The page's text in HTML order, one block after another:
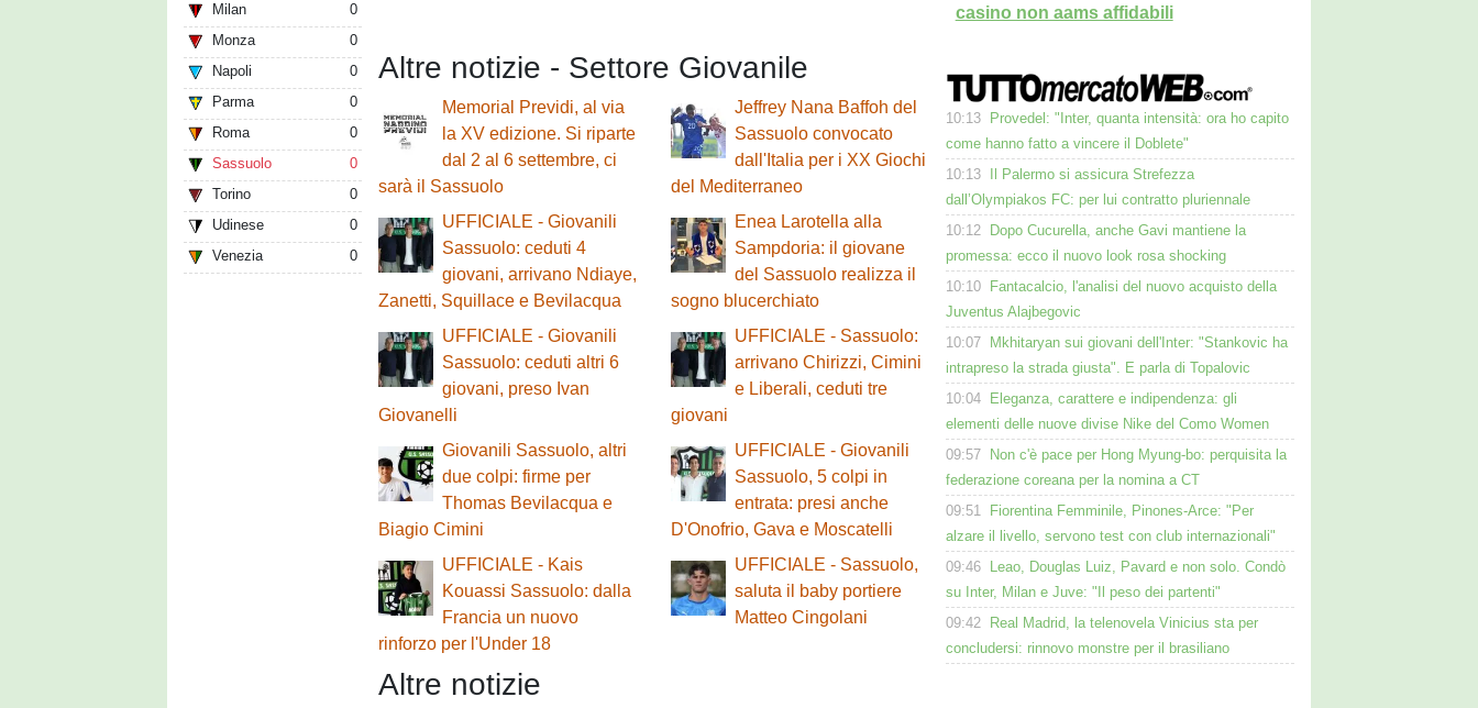
Milan
0
Monza
0
Napoli
0
Parma
0
Roma
0
Sassuolo
0
Torino
0
Udinese
0
Venezia
0
Altre notizie - Settore Giovanile
Memorial Previdi, al via
la XV edizione. Si riparte
dal 2 al 6 settembre, ci
sarà il Sassuolo
Jeffrey Nana Baffoh del
Sassuolo convocato
dall'Italia per i XX Giochi
del Mediterraneo
UFFICIALE - Giovanili
Sassuolo: ceduti 4
giovani, arrivano Ndiaye,
Zanetti, Squillace e Bevilacqua
Enea Larotella alla
Sampdoria: il giovane
del Sassuolo realizza il
sogno blucerchiato
UFFICIALE - Giovanili
Sassuolo: ceduti altri 6
giovani, preso Ivan
Giovanelli
UFFICIALE - Sassuolo:
arrivano Chirizzi, Cimini
e Liberali, ceduti tre
giovani
Giovanili Sassuolo, altri
due colpi: firme per
Thomas Bevilacqua e
Biagio Cimini
UFFICIALE - Giovanili
Sassuolo, 5 colpi in
entrata: presi anche
D'Onofrio, Gava e Moscatelli
UFFICIALE - Kais
Kouassi Sassuolo: dalla
Francia un nuovo
rinforzo per l'Under 18
UFFICIALE - Sassuolo,
saluta il baby portiere
Matteo Cingolani
Altre notizie
casino non aams affidabili
10:13
Provedel: "Inter, quanta intensità: ora ho capito
come hanno fatto a vincere il Doblete"
10:13
Il Palermo si assicura Strefezza
dall’Olympiakos FC: per lui contratto pluriennale
10:12
Dopo Cucurella, anche Gavi mantiene la
promessa: ecco il nuovo look rosa shocking
10:10
Fantacalcio, l'analisi del nuovo acquisto della
Juventus Alajbegovic
10:07
Mkhitaryan sui giovani dell'Inter: "Stankovic ha
intrapreso la strada giusta". E parla di Topalovic
10:04
Eleganza, carattere e indipendenza: gli
elementi delle nuove divise Nike del Como Women
09:57
Non c'è pace per Hong Myung-bo: perquisita la
federazione coreana per la nomina a CT
09:51
Fiorentina Femminile, Pinones-Arce: "Per
alzare il livello, servono test con club internazionali"
09:46
Leao, Douglas Luiz, Pavard e non solo. Condò
su Inter, Milan e Juve: "Il peso dei partenti"
09:42
Real Madrid, la telenovela Vinicius sta per
concludersi: rinnovo monstre per il brasiliano